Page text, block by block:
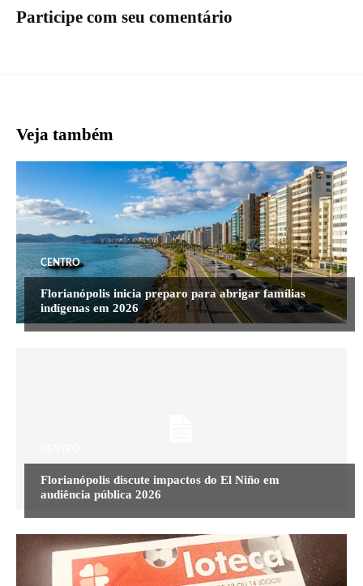
Participe com seu comentário
Veja também
CENTRO
Florianópolis inicia preparo para abrigar famílias
indígenas em 2026
Florianópolis discute impactos do El Niño em
audiência pública 2026